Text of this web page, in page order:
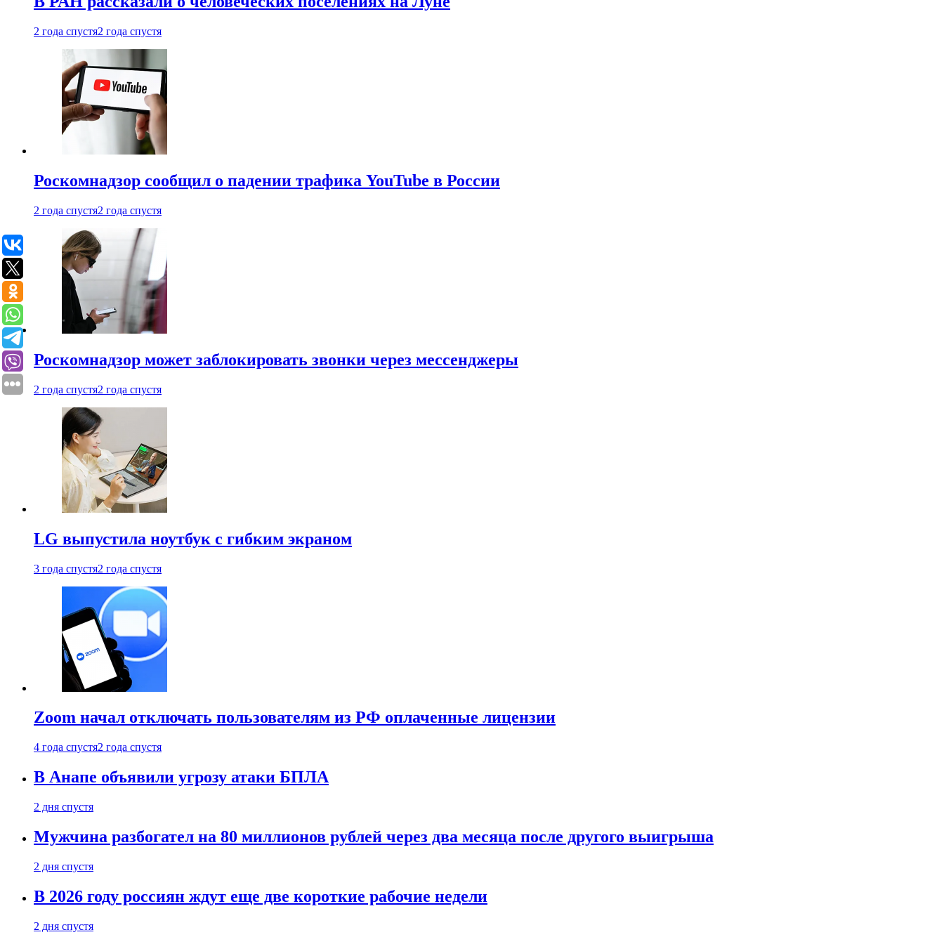
2 года спустя2 года спустя
Роскомнадзор сообщил о падении трафика YouTube в России
2 года спустя2 года спустя
Роскомнадзор может заблокировать звонки через мессенджеры
2 года спустя2 года спустя
LG выпустила ноутбук с гибким экраном
3 года спустя2 года спустя
Zoom начал отключать пользователям из РФ оплаченные лицензии
4 года спустя2 года спустя
В Анапе объявили угрозу атаки БПЛА
2 дня спустя
Мужчина разбогател на 80 миллионов рублей через два месяца после другого выигрыша
2 дня спустя
В 2026 году россиян ждут еще две короткие рабочие недели
2 дня спустя